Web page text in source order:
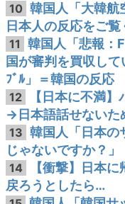
10 韓国人「大韓航
日本人の反応をご
11
韓国人「悲報：
国が審判を買収し
ﾌﾞﾙ」＝韓国の反応
12
【日本に不満
→日本語話せないた
13 韓国人「日本の
じゃないですか？」
14
【衝撃】日本
戻ろうとしたら…